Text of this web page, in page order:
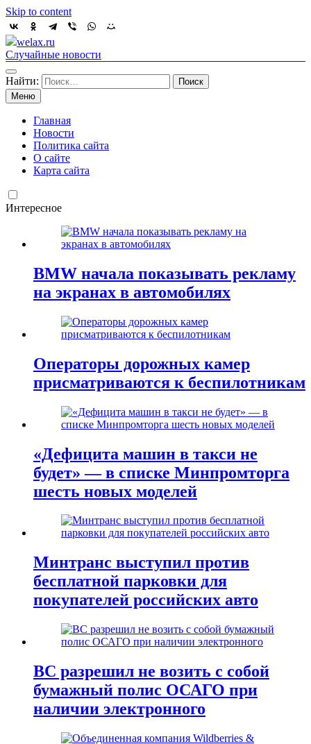
Skip to content
welax.ru
Случайные новости
Найти:
Меню
Главная
Новости
Политика сайта
О сайте
Карта сайта
Интересное
BMW начала показывать рекламу
на экранах в автомобилях
Операторы дорожных камер
присматриваются к беспилотникам
«Дефицита машин в такси не
будет» — в списке Минпромторга
шесть новых моделей
Минтранс выступил против
бесплатной парковки для
покупателей российских авто
ВС разрешил не возить с собой
бумажный полис ОСАГО при
наличии электронного